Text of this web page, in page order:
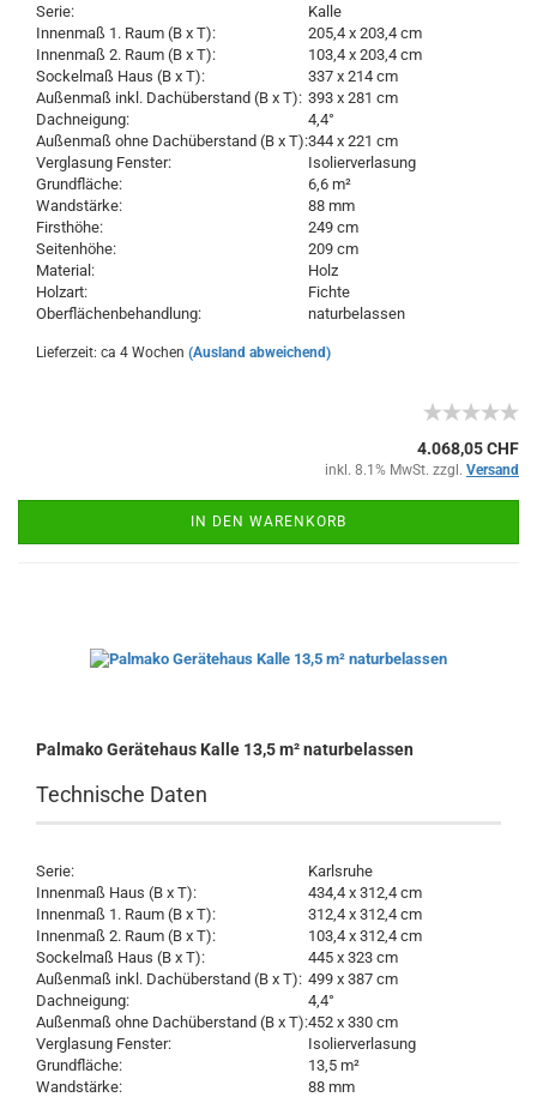
Serie:
Kalle
Innenmaß 1. Raum (B x T):
205,4 x 203,4 cm
Innenmaß 2. Raum (B x T):
103,4 x 203,4 cm
Sockelmaß Haus (B x T):
337 x 214 cm
Außenmaß inkl. Dachüberstand (B x T): 393 x 281 cm
Dachneigung:
4,4°
Außenmaß ohne Dachüberstand (B x T):344 x 221 cm
Verglasung Fenster:
Isolierverlasung
Grundfläche:
6,6 m²
Wandstärke:
88 mm
Firsthöhe:
249 cm
Seitenhöhe:
209 cm
Material:
Holz
Holzart:
Fichte
Oberflächenbehandlung:
naturbelassen
Lieferzeit: ca 4 Wochen (Ausland abweichend)
4.068,05 CHF
inkl. 8.1% MwSt. zzgl. Versand
IN DEN WARENKORB
Palmako Gerätehaus Kalle 13,5 m² naturbelassen
Technische Daten
Serie:
Karlsruhe
Innenmaß Haus (B x T):
434,4 x 312,4 cm
Innenmaß 1. Raum (B x T):
312,4 x 312,4 cm
Innenmaß 2. Raum (B x T):
103,4 x 312,4 cm
Sockelmaß Haus (B x T):
445 x 323 cm
Außenmaß inkl. Dachüberstand (B x T): 499 x 387 cm
Dachneigung:
4,4°
Außenmaß ohne Dachüberstand (B x T):452 x 330 cm
Verglasung Fenster:
Isolierverlasung
Grundfläche:
13,5 m²
Wandstärke:
88 mm